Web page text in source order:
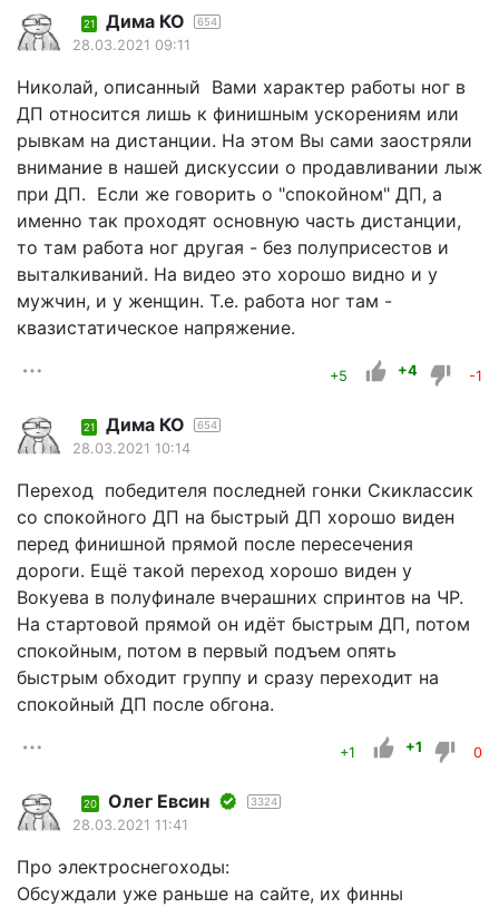
21 Дима КО 654
28.03.2021 09:11
Николай, описанный Вами характер работы ног в
ДП относится лишь к финишным ускорениям или
рывкам на дистанции. На этом Вы сами заостряли
внимание в нашей дискуссии о продавливании лыж
при ДП. Если же говорить о "спокойном" ДП, а
именно так проходят основную часть дистанции,
то там работа ног другая - без полуприсестов и
выталкиваний. На видео это хорошо видно и у
мужчин, и у женщин. Т.е. работа ног там -
квазистатическое напряжение.
+5 +4 -1
21 Дима КО 654
28.03.2021 10:14
Переход победителя последней гонки Скиклассик
со спокойного ДП на быстрый ДП хорошо виден
перед финишной прямой после пересечения
дороги. Ещё такой переход хорошо виден у
Вокуева в полуфинале вчерашних спринтов на ЧР.
На стартовой прямой он идёт быстрым ДП, потом
спокойным, потом в первый подъем опять
быстрым обходит группу и сразу переходит на
спокойный ДП после обгона.
+1 +1 0
20 Олег Евсин 3324
28.03.2021 11:41
Про электроснегоходы:
Обсуждали уже раньше на сайте, их финны